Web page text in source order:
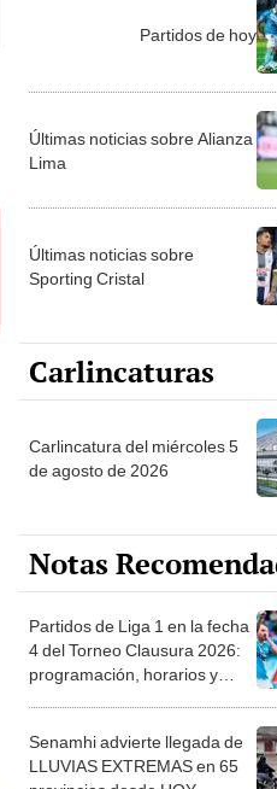
Partidos de hoy
Últimas noticias sobre Alianza
Lima
Últimas noticias sobre
Sporting Cristal
Carlincaturas
Carlincatura del miércoles 5
de agosto de 2026
Notas
Partidos de Liga 1 en la fecha
4 del Torneo Clausura 2026:
programación, horarios y
Senamhi advierte llegada de
LLUVIAS EXTREMAS en 65